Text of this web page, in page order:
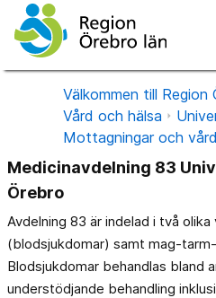
Välkommen till Region
Vård och hälsa
Mottagningar och
Medicinavdelning 83
Örebro
Avdelning 83 är indelad i två
(blodsjukdomar) samt mag-
Blodsjukdomar behandlas bland
understödjande behandling